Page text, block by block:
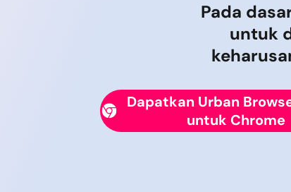
Pada
untuk
Dapatkan Urban
untuk Chrome